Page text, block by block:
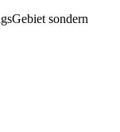
sondern